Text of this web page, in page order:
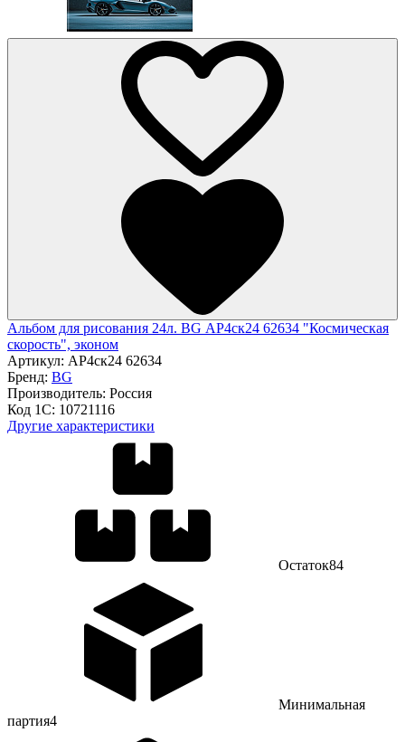
Альбом для рисования 24л. BG АР4ск24 62634 "Космическая
скорость", эконом
Артикул: АР4ск24 62634
Бренд: BG
Производитель: Россия
Код 1С: 10721116
Другие характеристики
Остаток84
Минимальная
партия4